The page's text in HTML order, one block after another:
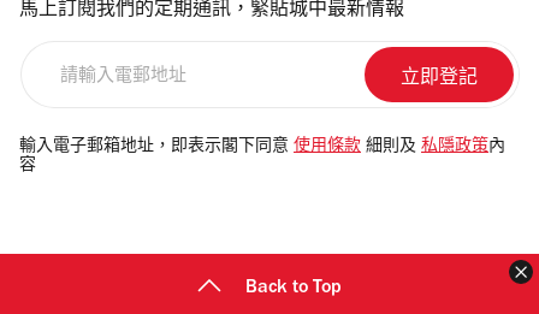
馬上訂閱我們的定期通訊，緊貼城中最新情報
電
郵
輸入電子郵箱地址，即表示閣下同意 使用條款 細則及 私隱政策 內
容
Back to Top